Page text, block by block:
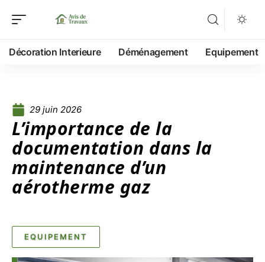
Décoration Interieure Déménagement Equipement
29 juin 2026
L’importance de la
documentation dans la
maintenance d’un
aérotherme gaz
EQUIPEMENT